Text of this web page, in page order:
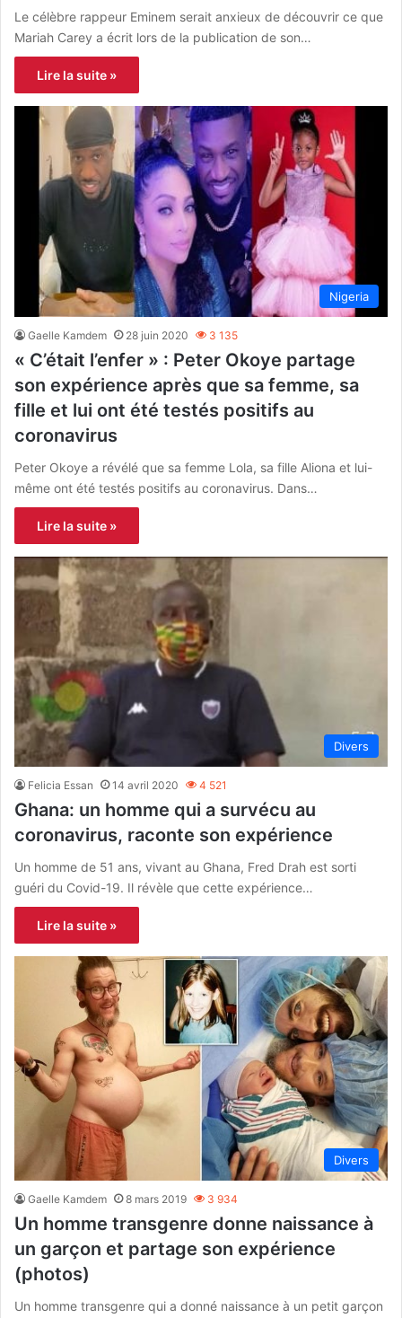
Le célèbre rappeur Eminem serait anxieux de découvrir ce que
Mariah Carey a écrit lors de la publication de son…
Lire la suite »
Nigeria
Gaelle Kamdem 28 juin 2020 3 135
« C’était l’enfer » : Peter Okoye partage
son expérience après que sa femme, sa
fille et lui ont été testés positifs au
coronavirus
Peter Okoye a révélé que sa femme Lola, sa fille Aliona et lui-
même ont été testés positifs au coronavirus. Dans…
Lire la suite »
Divers
Felicia Essan 14 avril 2020 4 521
Ghana: un homme qui a survécu au
coronavirus, raconte son expérience
Un homme de 51 ans, vivant au Ghana, Fred Drah est sorti
guéri du Covid-19. Il révèle que cette expérience…
Lire la suite »
Divers
Gaelle Kamdem 8 mars 2019 3 934
Un homme transgenre donne naissance à
un garçon et partage son expérience
(photos)
Un homme transgenre qui a donné naissance à un petit garçon